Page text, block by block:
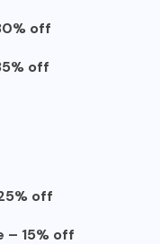
off
off
off
– 15% off